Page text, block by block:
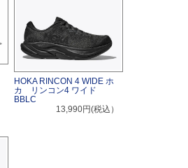
HOKA RINCON 4 WIDE ホ
カ リンコン4 ワイド
BBLC
13,990円(税込）